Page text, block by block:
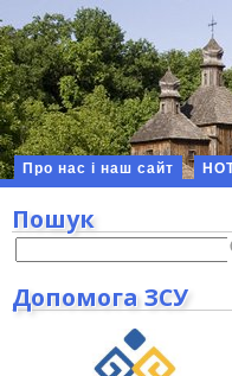
Про нас і наш сайт
Пошук
Допомога ЗСУ